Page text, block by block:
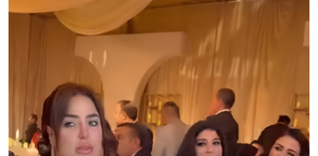
تكنولوجيا وإتصالات
المحافظات
المجتمع والمنوعات
أراء و مقالات